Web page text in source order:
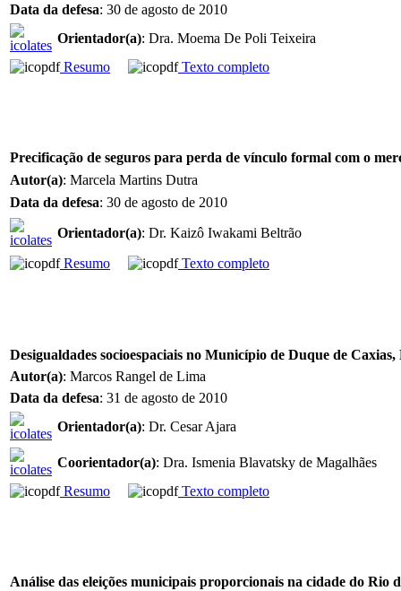
Data da defesa: 30 de agosto de 2010
Orientador(a): Dra. Moema De Poli Teixeira
Resumo
Texto completo
Precificação de seguros para perda de vínculo formal com o
Autor(a): Marcela Martins Dutra
Data da defesa: 30 de agosto de 2010
Orientador(a): Dr. Kaizô Iwakami Beltrão
Resumo
Texto completo
Desigualdades socioespaciais no Município de Duque de
Autor(a): Marcos Rangel de Lima
Data da defesa: 31 de agosto de 2010
Orientador(a): Dr. Cesar Ajara
Coorientador(a): Dra. Ismenia Blavatsky de Magalhães
Resumo
Texto completo
Análise das eleições municipais proporcionais na cidade do Rio